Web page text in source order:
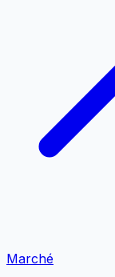
Marché